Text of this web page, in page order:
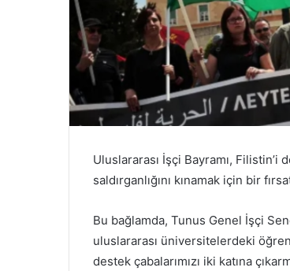
Uluslararası İşçi Bayramı,
saldırganlığını kınamak için bir
Bu bağlamda, Tunus Genel İşçi
uluslararası üniversitelerdeki
destek çabalarımızı iki katına